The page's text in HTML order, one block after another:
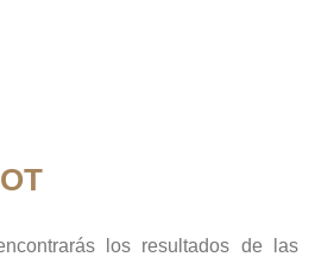
los resultados de las